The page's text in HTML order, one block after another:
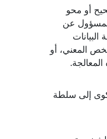
أو محو
عن
البيانات
المعني، أو
إلى سلطة